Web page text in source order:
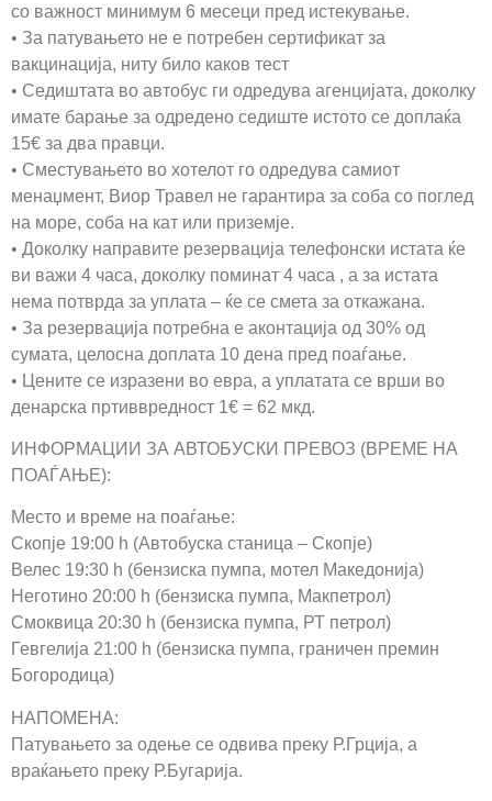
со важност минимум 6 месеци пред истекување.
• За патувањето не е потребен сертификат за
вакцинација, ниту било каков тест
• Седиштата во автобус ги одредува агенцијата, доколку
имате барање за одредено седиште истото се доплаќа
15€ за два правци.
• Сместувањето во хотелот го одредува самиот
менаџмент, Виор Травел не гарантира за соба со поглед
на море, соба на кат или приземје.
• Доколку направите резервација телефонски истата ќе
ви важи 4 часа, доколку поминат 4 часа , а за истата
нема потврда за уплата – ќе се смета за откажана.
• За резервација потребна е аконтација од 30% од
сумата, целосна доплата 10 дена пред поаѓање.
• Цените се изразени во евра, а уплатата се врши во
денарска пртиввредност 1€ = 62 мкд.
ИНФОРМАЦИИ ЗА АВТОБУСКИ ПРЕВОЗ (ВРЕМЕ НА
ПОАЃАЊЕ):
Место и време на поаѓање:
Скопје 19:00 h (Автобуска станица – Скопје)
Велес 19:30 h (бензиска пумпа, мотел Македонија)
Неготино 20:00 h (бензиска пумпа, Макпетрол)
Смоквица 20:30 h (бензиска пумпа, РТ петрол)
Гевгелија 21:00 h (бензиска пумпа, граничен премин
Богородица)
НАПОМЕНА:
Патувањето за одење се одвива преку Р.Грција, а
враќањето преку Р.Бугариja.